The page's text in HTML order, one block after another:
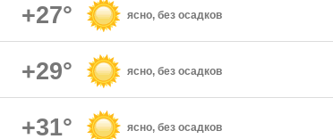
+27° ясно, без осадков
+29° ясно, без осадков
+31° ясно, без осадков